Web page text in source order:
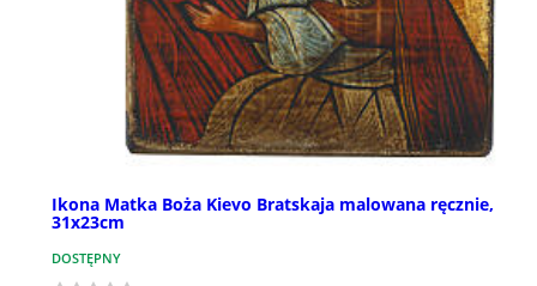
Ikona Matka Boża Kievo Bratskaja malowana ręcznie,
31x23cm
DOSTĘPNY